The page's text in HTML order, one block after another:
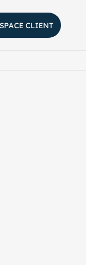
recherche
CLIENT